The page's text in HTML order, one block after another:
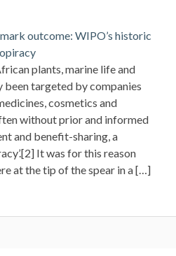
outcome: WIPO’s historic
plants, marine life and
targeted by companies
cosmetics and
without prior and informed
and benefit-sharing, a
It was for this reason
at the tip of the spear in a […]